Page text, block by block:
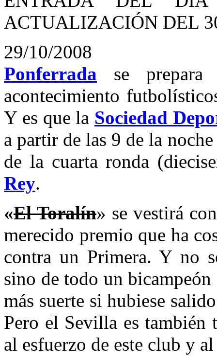
ACTUALIZACIÓN DEL
29/10/2008
Ponferrada se
acontecimiento
Y es que la Sociedad
a partir de las 9 de la
de la cuarta ronda
Rey.
«El Toralín» se vestirá
merecido premio que ha
contra un Primera. Y no
sino de todo un
más suerte si hubiese
Pero el Sevilla es también
al esfuerzo de este club y